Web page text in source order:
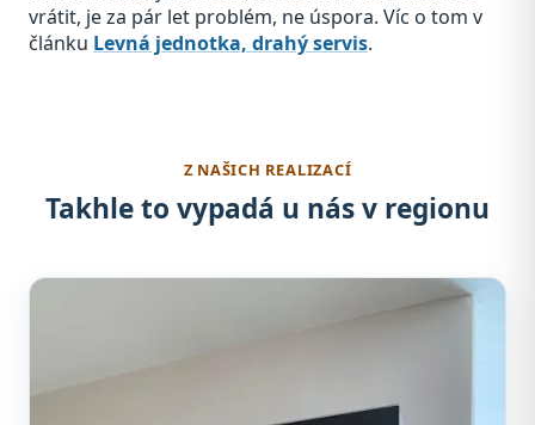
vrátit, je za pár let problém, ne úspora. Víc o tom v
článku Levná jednotka, drahý servis.
Z NAŠICH REALIZACÍ
Takhle to vypadá u nás v regionu